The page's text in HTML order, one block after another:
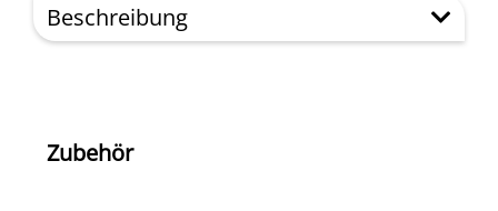
Beschreibung
Zubehör